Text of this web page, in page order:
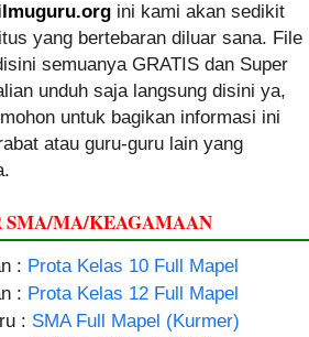
ini kami akan sedikit
yang bertebaran diluar sana. File
semuanya GRATIS dan Super
unduh saja langsung disini ya,
untuk bagikan informasi ini
atau guru-guru lain yang
SMA/MA/KEAGAMAAN
: Prota Kelas 10 Full Mapel
: Prota Kelas 12 Full Mapel
: SMA Full Mapel (Kurmer)